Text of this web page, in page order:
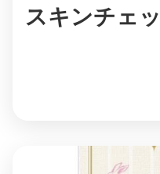
スキンチェ